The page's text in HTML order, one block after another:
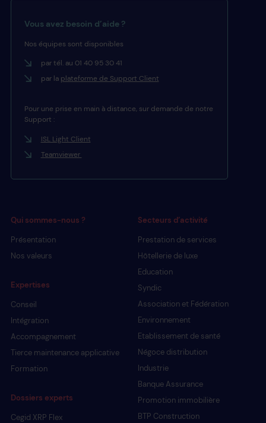
Vous avez besoin d’aide ?
Nos équipes sont disponibles
par tél. au 01 40 95 30 41
par la plateforme de Support Client
Pour une prise en main à distance, sur demande de notre
Support :
ISL Light Client
Teamviewer
Qui sommes-nous ?
Présentation
Nos valeurs
Expertises
Conseil
Intégration
Accompagnement
Tierce maintenance applicative
Formation
Dossiers experts
Cegid XRP Flex
Secteurs d’activité
Prestation de services
Hôtellerie de luxe
Education
Syndic
Association et Fédération
Environnement
Etablissement de santé
Négoce distribution
Industrie
Banque Assurance
Promotion immobilière
BTP Construction